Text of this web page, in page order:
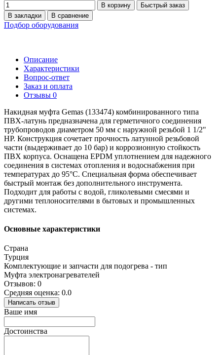
В корзину
Быстрый заказ
В закладки
В сравнение
Подбор оборудования
Описание
Характеристики
Вопрос-ответ
Заказ и оплата
Отзывы 0
Накидная муфта Gemas (133474) комбинированного типа
ПВХ-латунь предназначена для герметичного соединения
трубопроводов диаметром 50 мм с наружной резьбой 1 1/2"
НР. Конструкция сочетает прочность латунной резьбовой
части (выдерживает до 10 бар) и коррозионную стойкость
ПВХ корпуса. Оснащена EPDM уплотнением для надежного
соединения в системах отопления и водоснабжения при
температурах до 95°C. Специальная форма обеспечивает
быстрый монтаж без дополнительного инструмента.
Подходит для работы с водой, гликолевыми смесями и
другими теплоносителями в бытовых и промышленных
системах.
Основные характеристики
Страна
Турция
Комплектующие и запчасти для подогрева - тип
Муфта электронагревателей
Отзывов: 0
Средняя оценка: 0.0
Написать отзыв
Ваше имя
Достоинства